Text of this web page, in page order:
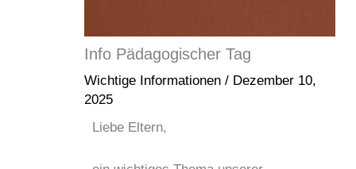
Info Pädagogischer Tag
Wichtige Informationen / Dezember 10,
2025
Liebe Eltern,